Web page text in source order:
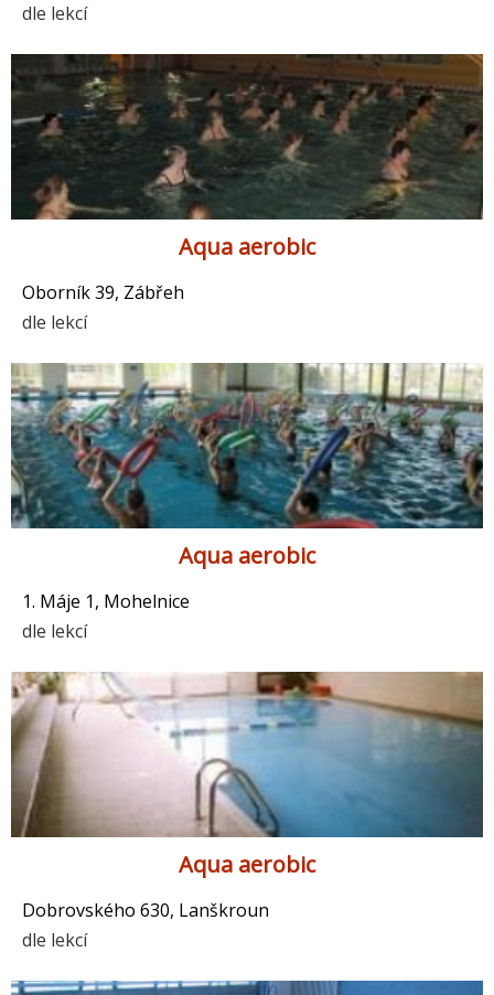
dle lekcí
Aqua aerobic
Oborník 39, Zábřeh
dle lekcí
Aqua aerobic
1. Máje 1, Mohelnice
dle lekcí
Aqua aerobic
Dobrovského 630, Lanškroun
dle lekcí